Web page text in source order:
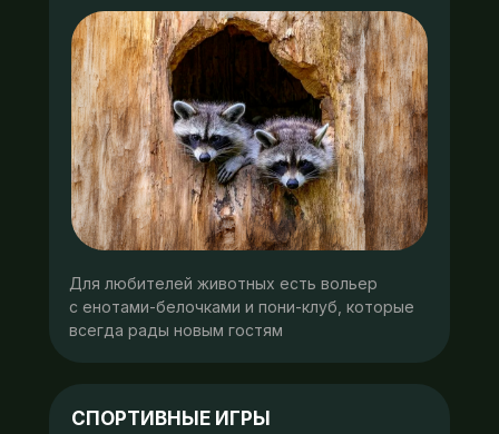
СПОРТИВНЫЕ ИГРЫ
Для любителей животных есть вольер
с енотами-белочками и пони-клуб, которые
всегда рады новым гостям